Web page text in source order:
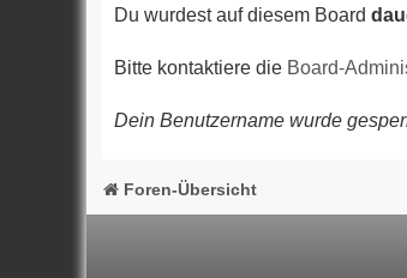
Du wurdest auf diesem Board
Bitte kontaktiere die Board-
Dein Benutzername wurde
Foren-Übersicht